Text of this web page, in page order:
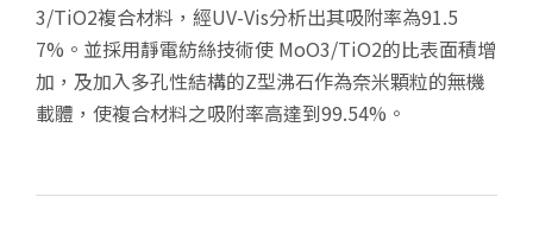
3/TiO2複合材料，經UV-Vis分析出其吸附率為91.5
7%。並採用靜電紡絲技術使 MoO3/TiO2的比表面積增
加，及加入多孔性結構的Z型沸石作為奈米顆粒的無機
載體，使複合材料之吸附率高達到99.54%。